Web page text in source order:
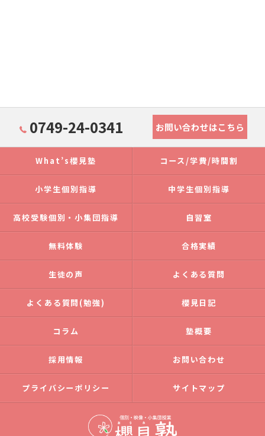
0749-24-0341 お問い合わせはこちら
What’s櫻見塾 コース/学費/時間割
小学生個別指導 中学生個別指導
高校受験個別・小集団指導 自習室
無料体験 合格実績
生徒の声 よくある質問
よくある質問(勉強) 櫻見日記
コラム 塾概要
採用情報 お問い合わせ
プライバシーポリシー サイトマップ